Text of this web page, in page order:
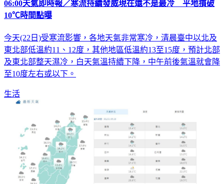
06:00天氣即時報／寒流持續發威現在還不是最冷 平地摜破
10℃時間點曝
今天(22日)受寒流影響，各地天氣非常寒冷，清晨臺中以北及
東北部低溫約11、12度，其他地區低溫約13至15度，預計北部
及東北部整天濕冷，白天氣溫持續下降，中午前後氣溫就會降
至10度左右或以下。
生活